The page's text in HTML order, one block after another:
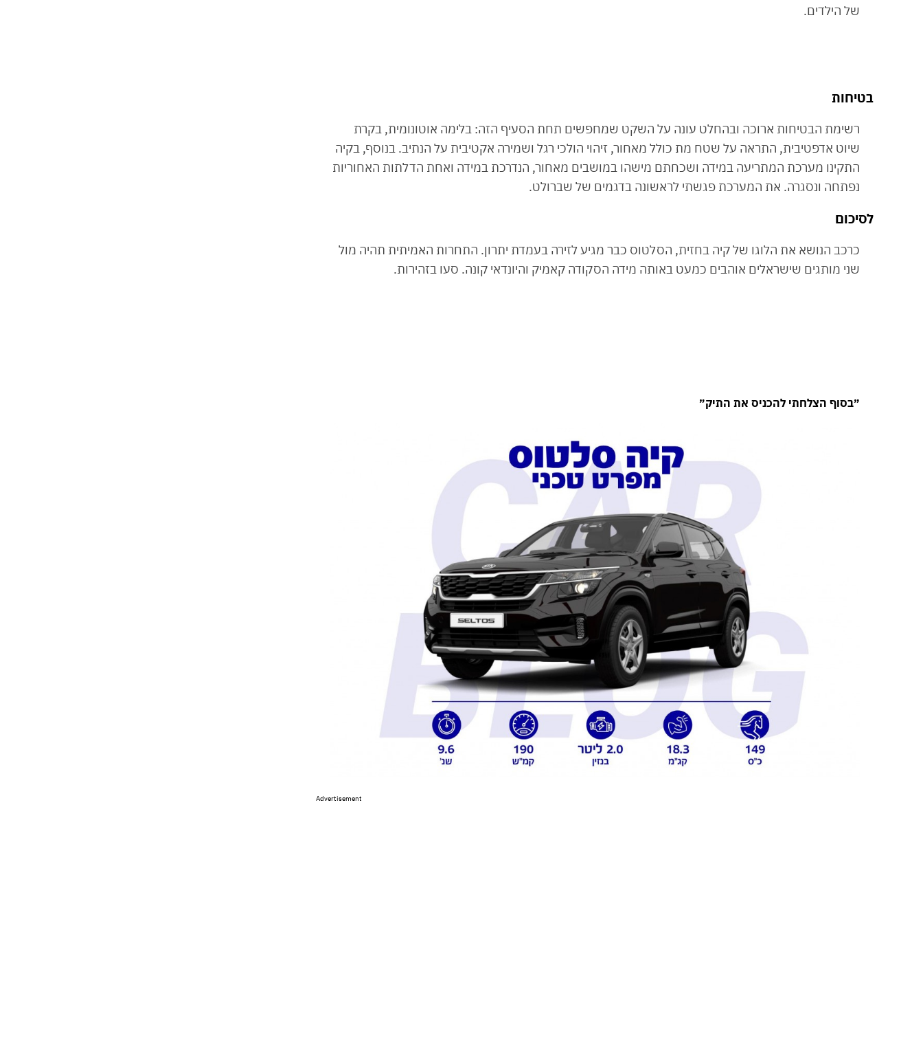
של הילדים.
בטיחות
רשימת הבטיחות ארוכה ובהחלט עונה על השקט שמחפשים תחת הסעיף הזה: בלימה אוטונומית, בקרת
שיוט אדפטיבית, התראה על שטח מת כולל מאחור, זיהוי הולכי רגל ושמירה אקטיבית על הנתיב. בנוסף, בקיה
התקינו מערכת המתריעה במידה ושכחתם מישהו במושבים מאחור, הנדרכת במידה ואחת הדלתות האחוריות
נפתחה ונסגרה. את המערכת פגשתי לראשונה בדגמים של שברולט.
לסיכום
כרכב הנושא את הלוגו של קיה בחזית, הסלטוס כבר מגיע לזירה בעמדת יתרון. התחרות האמיתית תהיה מול
שני מותגים שישראלים אוהבים כמעט באותה מידה הסקודה קאמיק והיונדאי קונה. סעו בזהירות.